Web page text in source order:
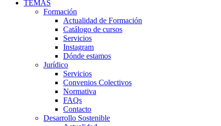
TEMAS
Formación
Actualidad de Formación
Catálogo de cursos
Servicios
Instagram
Dónde estamos
Jurídico
Servicios
Convenios Colectivos
Normativa
FAQs
Contacto
Desarrollo Sostenible